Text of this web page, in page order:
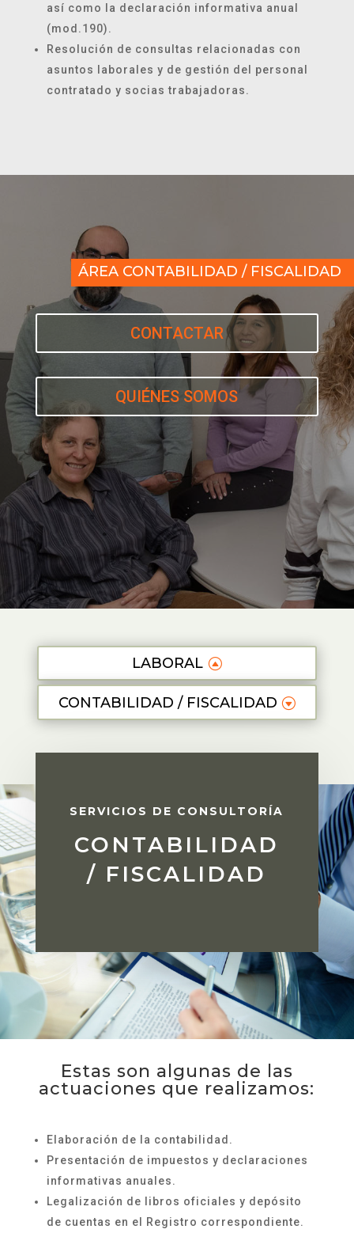
así como la declaración informativa anual
(mod.190).
Resolución de consultas relacionadas con
asuntos laborales y de gestión del personal
contratado y socias trabajadoras.
ÁREA CONTABILIDAD / FISCALIDAD
CONTACTAR
QUIÉNES SOMOS
LABORAL
CONTABILIDAD / FISCALIDAD
SERVICIOS DE CONSULTORÍA
CONTABILIDAD
/ FISCALIDAD
Estas son algunas de las
actuaciones que realizamos:
Elaboración de la contabilidad.
Presentación de impuestos y declaraciones
informativas anuales.
Legalización de libros oficiales y depósito
de cuentas en el Registro correspondiente.